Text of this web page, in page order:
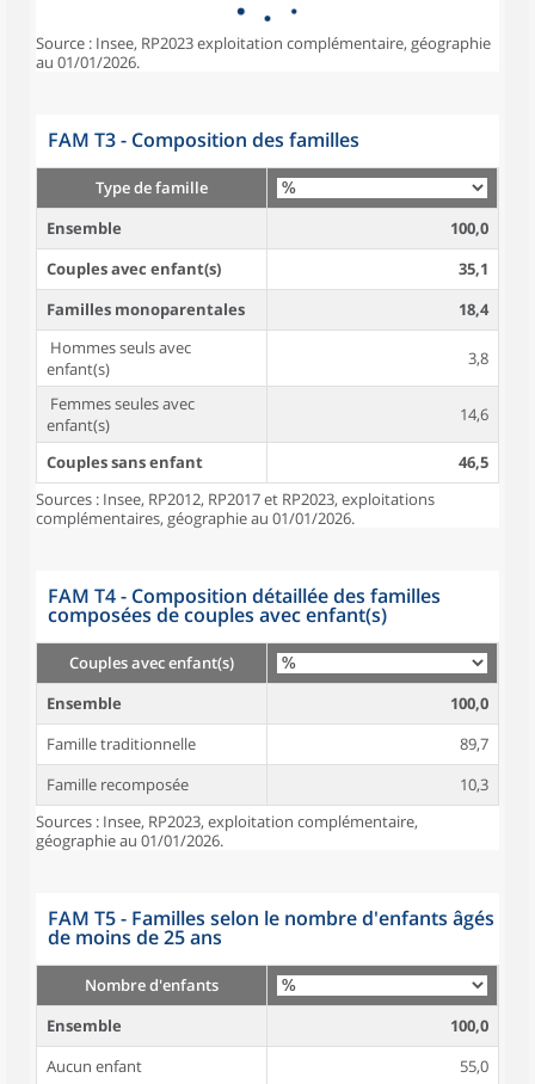
Source : Insee, RP2023 exploitation complémentaire, géographie
au 01/01/2026.
FAM T3 - Composition des familles
Type de famille
Ensemble
100,0
Couples avec enfant(s)
35,1
Familles monoparentales
18,4
Hommes seuls avec
enfant(s)
3,8
Femmes seules avec
enfant(s)
14,6
Couples sans enfant
46,5
Sources : Insee, RP2012, RP2017 et RP2023, exploitations
complémentaires, géographie au 01/01/2026.
FAM T4 - Composition détaillée des familles
composées de couples avec enfant(s)
Couples avec enfant(s)
Ensemble
100,0
Famille traditionnelle
89,7
Famille recomposée
10,3
Sources : Insee, RP2023, exploitation complémentaire,
géographie au 01/01/2026.
FAM T5 - Familles selon le nombre d'enfants âgés
de moins de 25 ans
Nombre d'enfants
Ensemble
100,0
Aucun enfant
55,0